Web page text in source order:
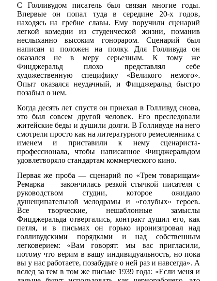
С Голливудом писатель был связан многие годы.
Впервые он попал туда в середине 20-х годов,
находясь на гребне славы. Ему поручили сценарий
легкой комедии из студенческой жизни, поманив
неслыханно высоким гонораром. Сценарий был
написан и положен на полку. Для Голливуда он
оказался не в меру серьезным. К тому же
Фицджеральд плохо представлял себе
художественную специфику «Великого немого».
Опыт оказался неудачный, и Фицджеральд быстро
позабыл о нем.
Когда десять лет спустя он приехал в Голливуд снова,
это был совсем другой человек. Его преследовали
житейские беды и душили долги. В Голливуде на него
смотрели просто как на литературного ремесленника с
именем и приставили к нему сценариста-
профессионала, чтобы написанное Фицджеральдом
удовлетворяло стандартам коммерческого кино.
Первая же проба — сценарий по «Трем товарищам»
Ремарка — закончилась резкой стычкой писателя с
руководством студии, которое ожидало
душещипательной мелодрамы и «голубых» героев.
Все творческие, нешаблонные замыслы
Фицджеральда отвергались, контракт душил его, как
петля, и в письмах он горько иронизировал над
голливудскими порядками и над собственным
легковерием: «Вам говорят: мы вас пригласили,
потому что верим в вашу индивидуальность, но пока
вы у нас работаете, позабудьте о ней раз и навсегда». А
вслед за тем в том же письме 1939 года: «Если меня и